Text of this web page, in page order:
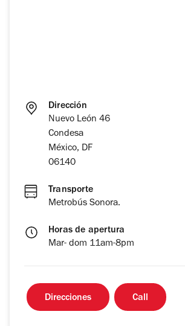
Dirección
Nuevo León 46
Condesa
México, DF
06140
Transporte
Metrobús Sonora.
Horas de apertura
Mar- dom 11am-8pm
Direcciones Call